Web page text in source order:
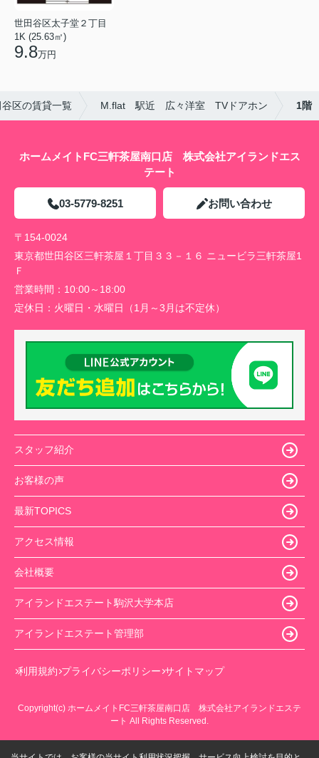
世田谷区太子堂２丁目
1K (25.63㎡)
9.8万円
谷区の賃貸一覧 M.flat 駅近 広々洋室 TVドアホン 1階
ホームメイトFC三軒茶屋南口店 株式会社アイランドエス
テート
03-5779-8251 お問い合わせ
〒154-0024
東京都世田谷区三軒茶屋１丁目３３－１６ ニュービラ三軒茶屋1
Ｆ
営業時間： 10:00～18:00
定休日： 火曜日・水曜日（1月～3月は不定休）
スタッフ紹介
お客様の声
最新TOPICS
アクセス情報
会社概要
アイランドエステート駒沢大学本店
アイランドエステート管理部
利用規約 プライバシーポリシー サイトマップ
Copyright(c) ホームメイトFC三軒茶屋南口店 株式会社アイランドエステ
ート All Rights Reserved.